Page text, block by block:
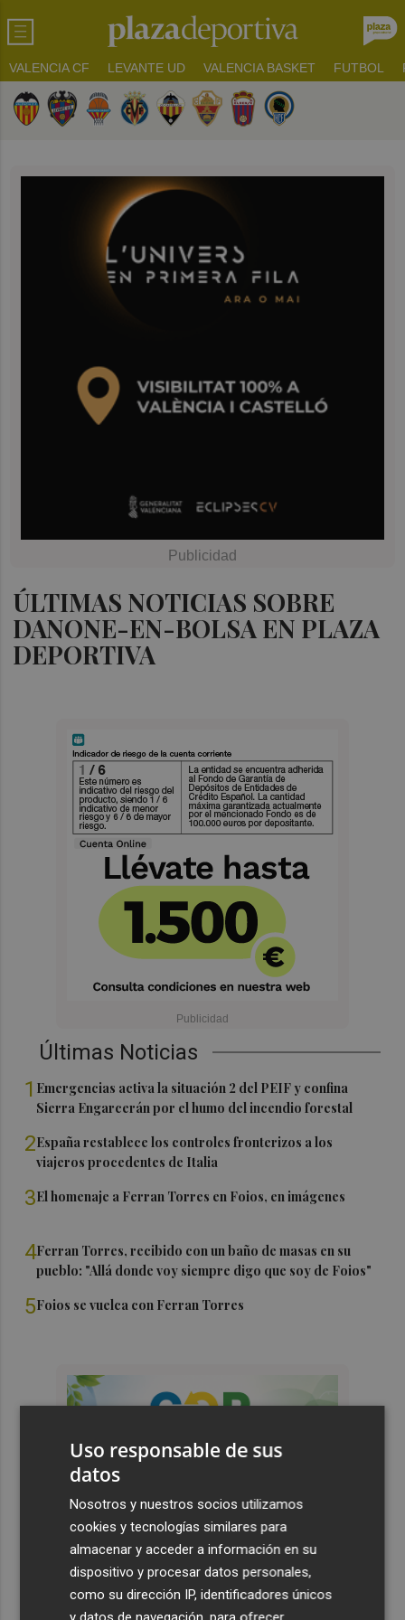
VALENCIA CF LEVANTE UD VALENCIA BASKET FUTBOL
ÚLTIMAS NOTICIAS SOBRE
DANONE-EN-BOLSA EN PLAZA
DEPORTIVA
Últimas Noticias
1 Emergencias activa la situación 2 del PEIF y confina
Sierra Engarcerán por el humo del incendio forestal
2España restablece los controles fronterizos a los
viajeros procedentes de Italia
3El homenaje a Ferran Torres en Foios, en imágenes
4Ferran Torres, recibido con un baño de masas en su
pueblo: "Allá donde voy siempre digo que soy de Foios"
5Foios se vuelca con Ferran Torres
Uso responsable de sus
datos
Nosotros y nuestros socios utilizamos
cookies y tecnologías similares para
almacenar y acceder a información en su
dispositivo y procesar datos personales,
como su dirección IP, identificadores únicos